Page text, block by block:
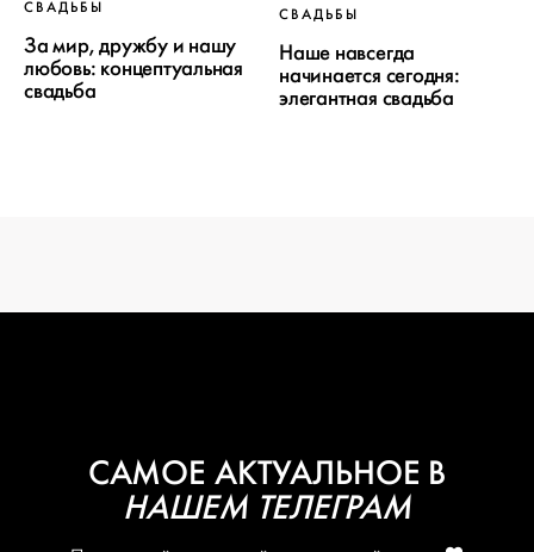
СВАДЬБЫ
За мир, дружбу и нашу
любовь: концептуальная
свадьба
СВАДЬБЫ
Наше навсегда
начинается сегодня:
элегантная свадьба
ПРОЕКТ
СВАДЬБЫ
САМОЕ АКТУАЛЬНОЕ В
НАШЕМ ТЕЛЕГРАМ